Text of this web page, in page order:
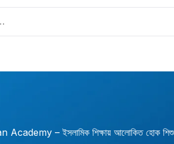
– ইসলামিক শিক্ষায় আলোকিত হোক